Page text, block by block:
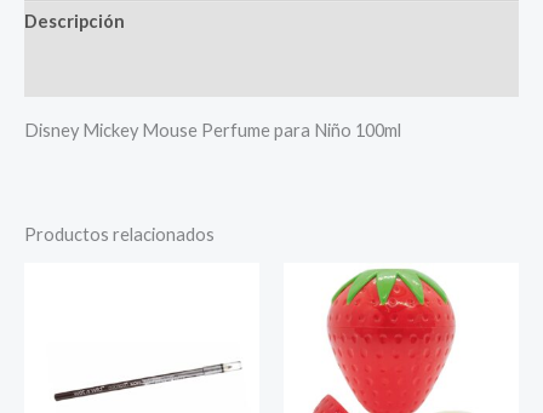
Descripción
Disney Mickey Mouse Perfume para Niño 100ml
Productos relacionados